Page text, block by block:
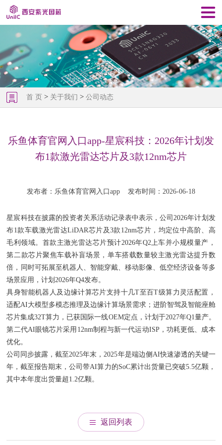
首 页> 关于我们 >公司动态
乐鱼体育官网入口app-星宸科技：2026年计划发
布1款激光雷达芯片及3款12nm芯片
发布者：乐鱼体育官网入口app 发布时间：2026-06-18
星宸科技在披露的投资者关系活动记录表中表示，公司2026年计划发
布1款车载激光雷达LiDAR芯片及3款12nm芯片，均定位中高阶、高
毛利领域。首款主激光雷达芯片预计2026年Q2上车并小规模量产，
第二款芯片聚焦车载补盲场景，单车搭载数量较主激光雷达提升数
倍，同时可拓展至机器人、智能穿戴、移动影像、低空经济设备等多
场景应用，计划2026年Q4发布。
具身智能机器人及边缘计算芯片支持十几T至百T级算力灵活配置，
适配AI大模型多模态推理及边缘计算场景需求；进阶智驾及智能座舱
芯片集成32T算力，已获国际一线OEM定点，计划于2027年Q1量产。
第二代AI眼镜芯片采用12nm制程与新一代运动ISP，功耗更低、成本
优化。
公司同步披露，截至2025年末，2025年是端边侧AI快速渗透的关键一
年，截至报告期末，公司带AI算力的SoC累计出货量已突破5.5亿颗，
其中本年度出货量超1.2亿颗。
返回列表